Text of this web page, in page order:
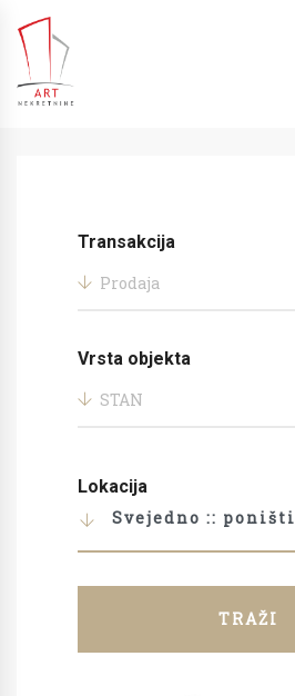
Transakcija
Prodaja
Vrsta objekta
STAN
Lokacija
Svejedno :: poništi
TRAŽI